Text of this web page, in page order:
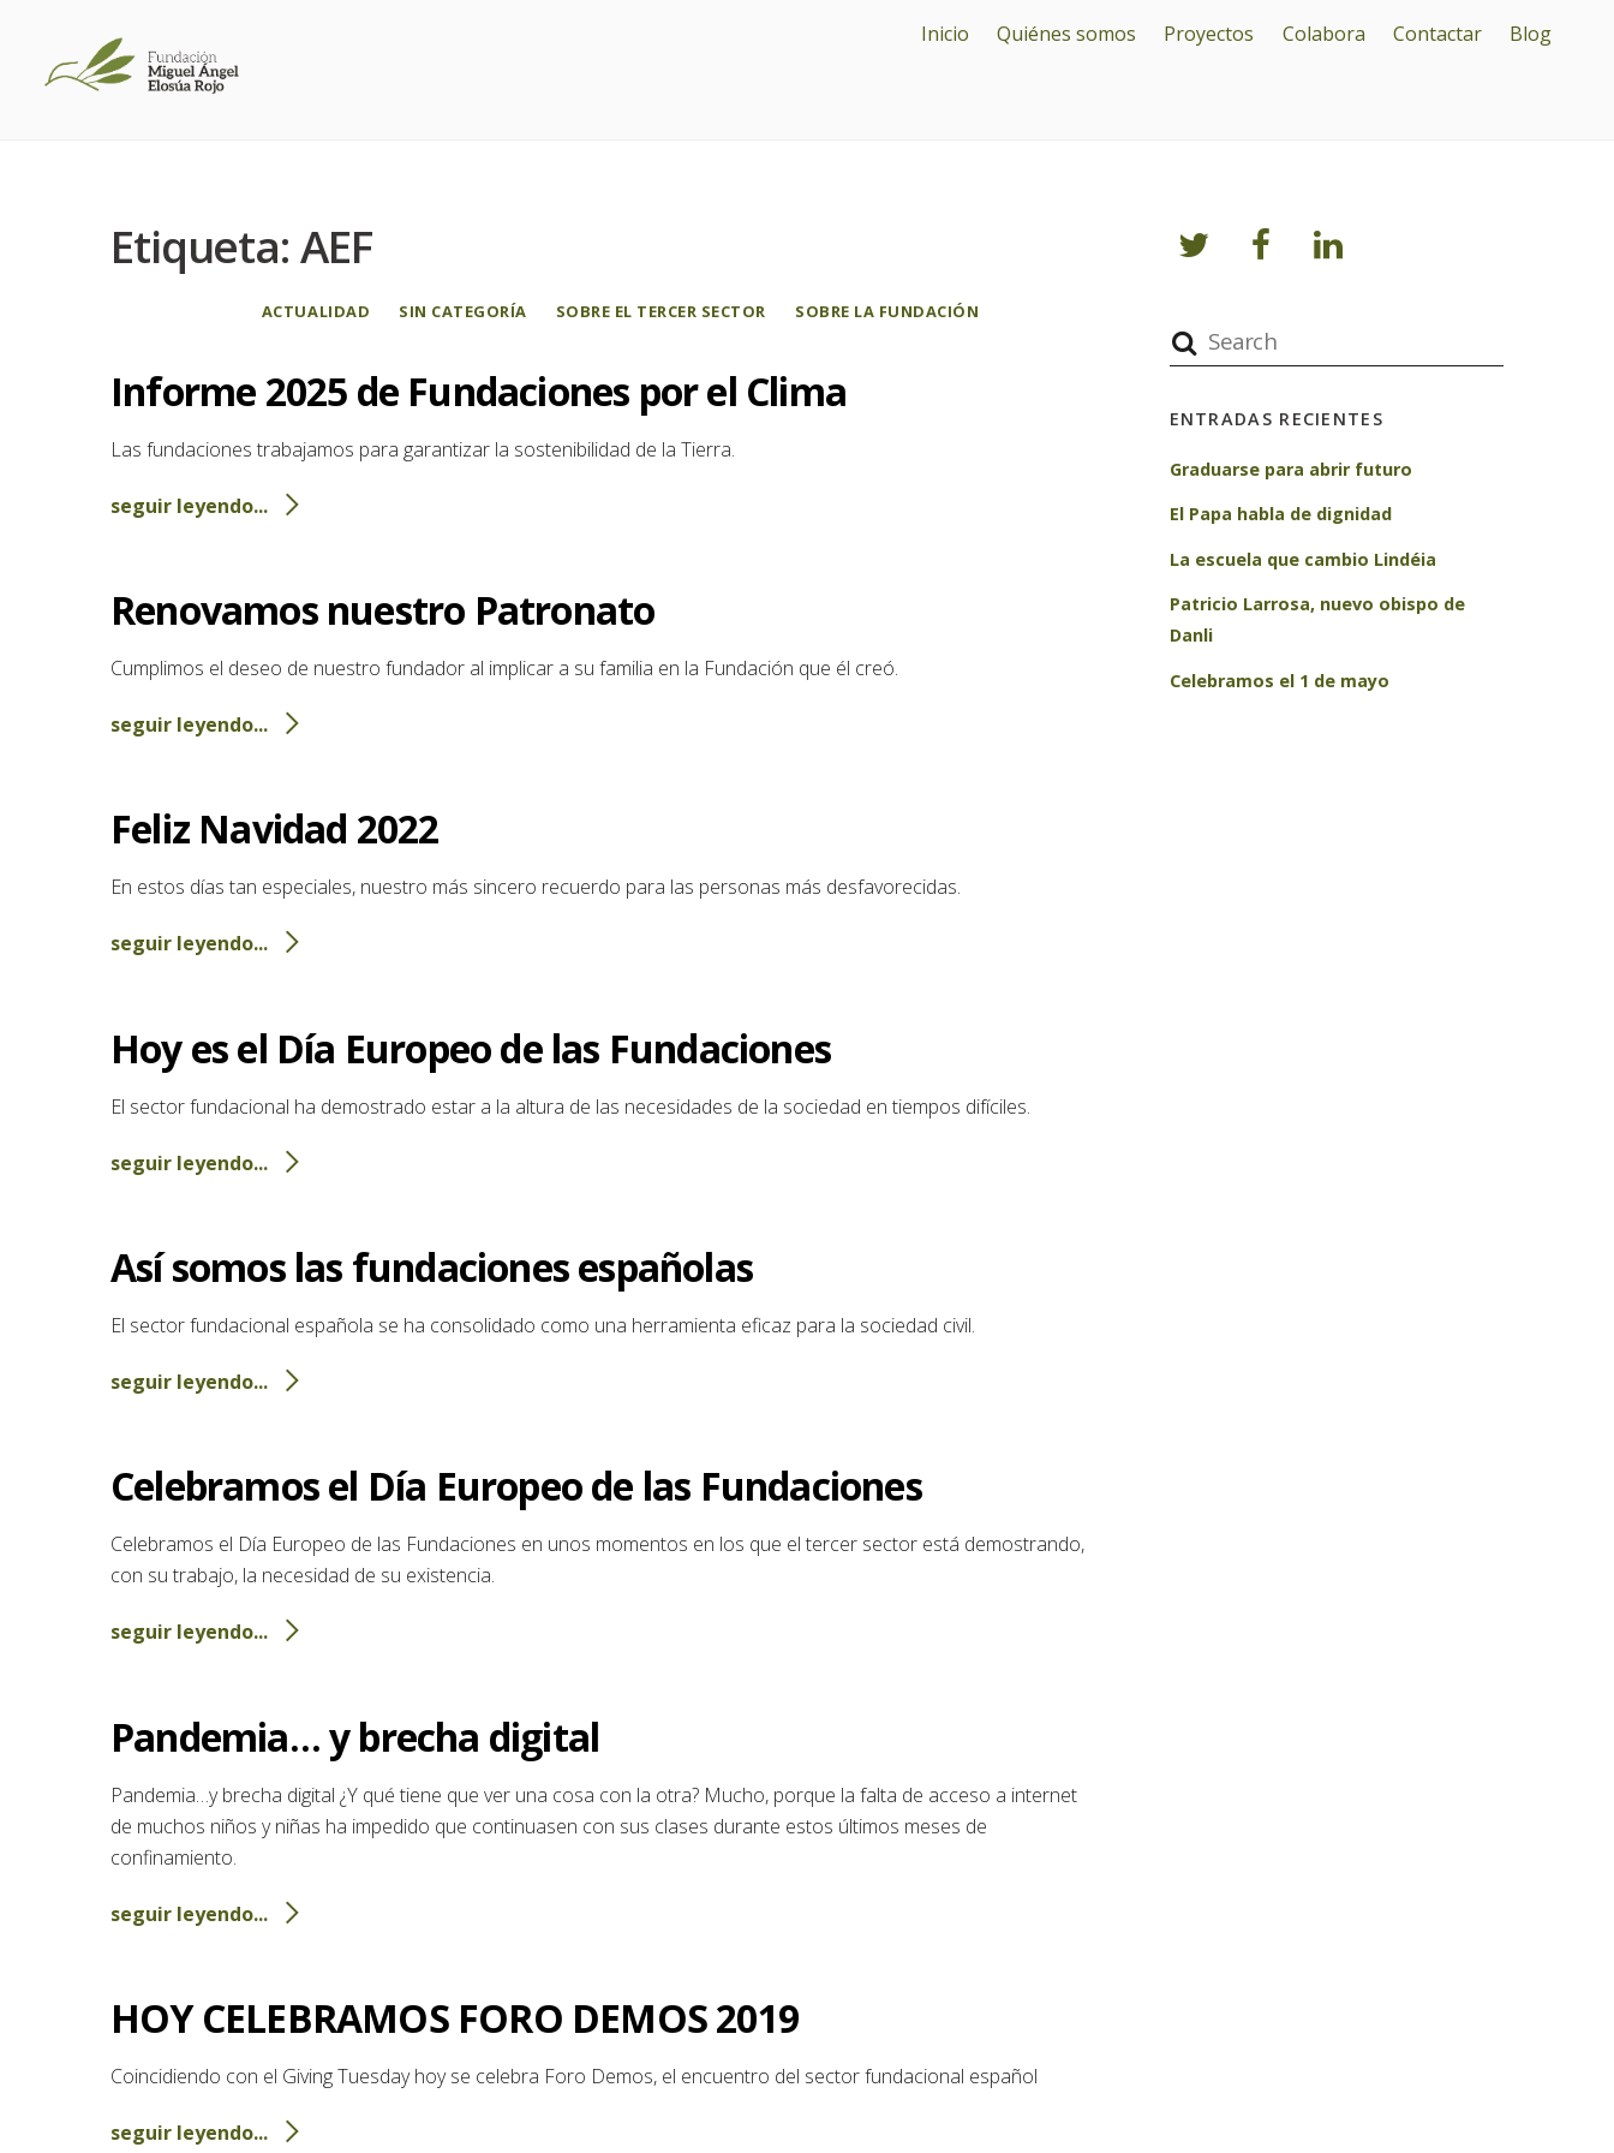
Inicio Quiénes somos Proyectos Colabora Contactar Blog
Etiqueta: AEF
ACTUALIDAD SIN CATEGORÍA SOBRE EL TERCER SECTOR SOBRE LA FUNDACIÓN
Informe 2025 de Fundaciones por el Clima
Las fundaciones trabajamos para garantizar la sostenibilidad de la Tierra.
seguir leyendo...
Renovamos nuestro Patronato
Cumplimos el deseo de nuestro fundador al implicar a su familia en la Fundación que él creó.
seguir leyendo...
Feliz Navidad 2022
En estos días tan especiales, nuestro más sincero recuerdo para las personas más desfavorecidas.
seguir leyendo...
Hoy es el Día Europeo de las Fundaciones
El sector fundacional ha demostrado estar a la altura de las necesidades de la sociedad en tiempos difíciles.
seguir leyendo...
Así somos las fundaciones españolas
El sector fundacional española se ha consolidado como una herramienta eficaz para la sociedad civil.
seguir leyendo...
Celebramos el Día Europeo de las Fundaciones
Celebramos el Día Europeo de las Fundaciones en unos momentos en los que el tercer sector está demostrando,
con su trabajo, la necesidad de su existencia.
seguir leyendo...
Pandemia… y brecha digital
Pandemia…y brecha digital ¿Y qué tiene que ver una cosa con la otra? Mucho, porque la falta de acceso a internet
de muchos niños y niñas ha impedido que continuasen con sus clases durante estos últimos meses de
confinamiento.
seguir leyendo...
HOY CELEBRAMOS FORO DEMOS 2019
Coincidiendo con el Giving Tuesday hoy se celebra Foro Demos, el encuentro del sector fundacional español
seguir leyendo...
ENTRADAS RECIENTES
Graduarse para abrir futuro
El Papa habla de dignidad
La escuela que cambio Lindéia
Patricio Larrosa, nuevo obispo de
Danli
Celebramos el 1 de mayo